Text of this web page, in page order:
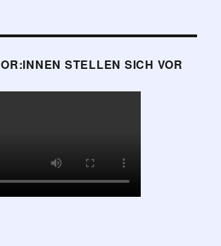
STELLEN SICH VOR